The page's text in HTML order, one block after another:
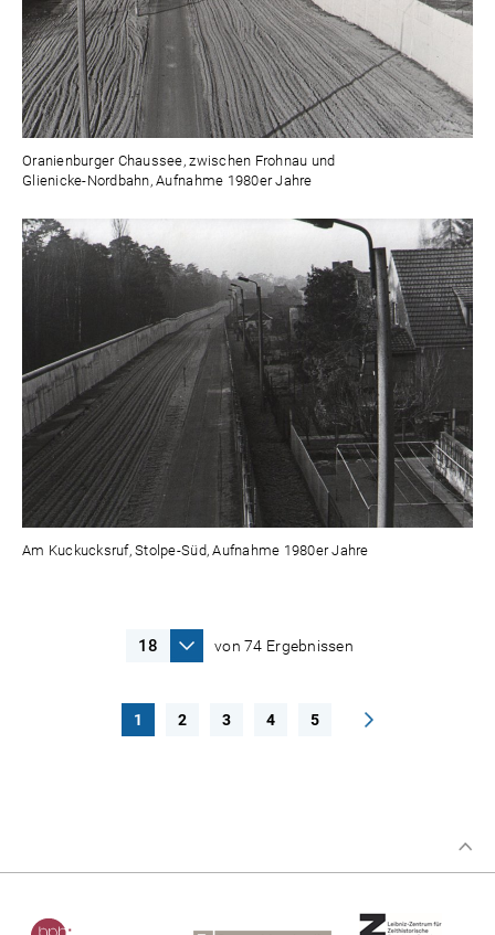
Oranienburger Chaussee, zwischen Frohnau und
Glienicke-Nordbahn, Aufnahme 1980er Jahre
Am Kuckucksruf, Stolpe-Süd, Aufnahme 1980er Jahre
von 74 Ergebnissen
1 2 3 4 5